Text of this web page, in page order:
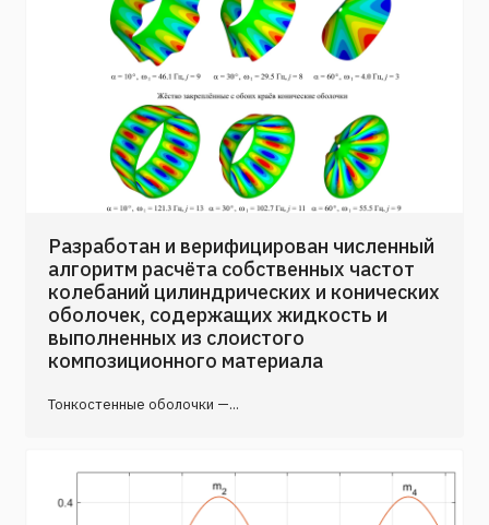
Разработан и верифицирован численный
алгоритм расчёта собственных частот
колебаний цилиндрических и конических
оболочек, содержащих жидкость и
выполненных из слоистого
композиционного материала
Тонкостенные оболочки —...